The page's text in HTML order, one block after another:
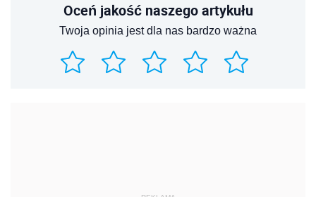
Oceń jakość naszego artykułu
Twoja opinia jest dla nas bardzo ważna